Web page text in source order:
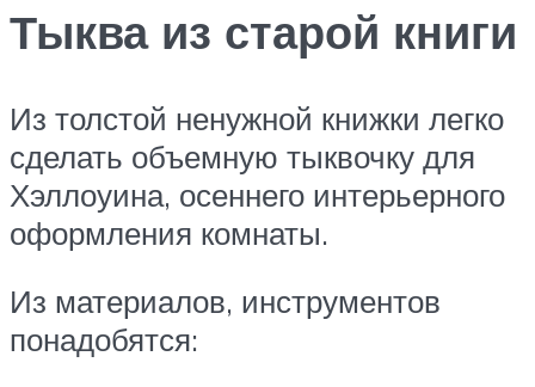
Тыква из старой книги
Из толстой ненужной книжки легко
сделать объемную тыквочку для
Хэллоуина, осеннего интерьерного
оформления комнаты.
Из материалов, инструментов
понадобятся: